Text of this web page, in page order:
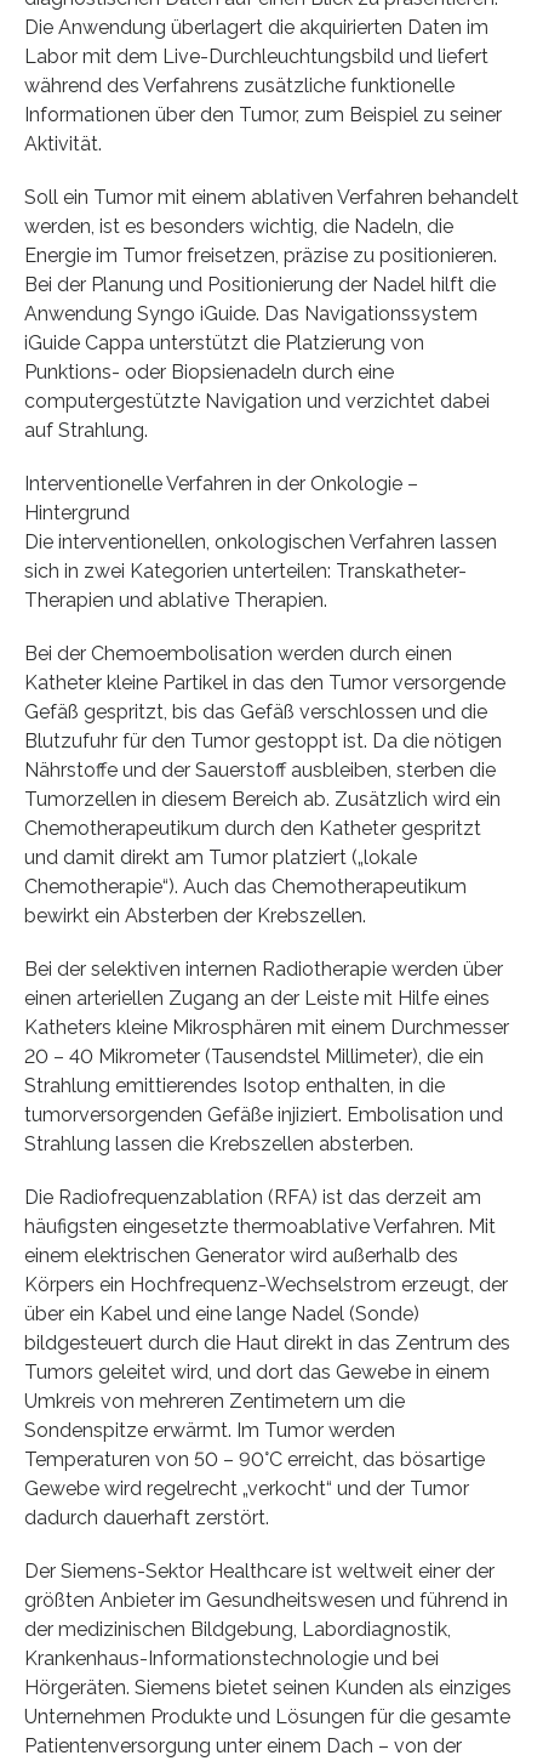
Die Anwendung überlagert die akquirierten Daten im
Labor mit dem Live-Durchleuchtungsbild und liefert
während des Verfahrens zusätzliche funktionelle
Informationen über den Tumor, zum Beispiel zu seiner
Aktivität.
Soll ein Tumor mit einem ablativen Verfahren behandelt
werden, ist es besonders wichtig, die Nadeln, die
Energie im Tumor freisetzen, präzise zu positionieren.
Bei der Planung und Positionierung der Nadel hilft die
Anwendung Syngo iGuide. Das Navigationssystem
iGuide Cappa unterstützt die Platzierung von
Punktions- oder Biopsienadeln durch eine
computergestützte Navigation und verzichtet dabei
auf Strahlung.
Interventionelle Verfahren in der Onkologie –
Hintergrund
Die interventionellen, onkologischen Verfahren lassen
sich in zwei Kategorien unterteilen: Transkatheter-
Therapien und ablative Therapien.
Bei der Chemoembolisation werden durch einen
Katheter kleine Partikel in das den Tumor versorgende
Gefäß gespritzt, bis das Gefäß verschlossen und die
Blutzufuhr für den Tumor gestoppt ist. Da die nötigen
Nährstoffe und der Sauerstoff ausbleiben, sterben die
Tumorzellen in diesem Bereich ab. Zusätzlich wird ein
Chemotherapeutikum durch den Katheter gespritzt
und damit direkt am Tumor platziert („lokale
Chemotherapie“). Auch das Chemotherapeutikum
bewirkt ein Absterben der Krebszellen.
Bei der selektiven internen Radiotherapie werden über
einen arteriellen Zugang an der Leiste mit Hilfe eines
Katheters kleine Mikrosphären mit einem Durchmesser
20 – 40 Mikrometer (Tausendstel Millimeter), die ein
Strahlung emittierendes Isotop enthalten, in die
tumorversorgenden Gefäße injiziert. Embolisation und
Strahlung lassen die Krebszellen absterben.
Die Radiofrequenzablation (RFA) ist das derzeit am
häufigsten eingesetzte thermoablative Verfahren. Mit
einem elektrischen Generator wird außerhalb des
Körpers ein Hochfrequenz-Wechselstrom erzeugt, der
über ein Kabel und eine lange Nadel (Sonde)
bildgesteuert durch die Haut direkt in das Zentrum des
Tumors geleitet wird, und dort das Gewebe in einem
Umkreis von mehreren Zentimetern um die
Sondenspitze erwärmt. Im Tumor werden
Temperaturen von 50 – 90°C erreicht, das bösartige
Gewebe wird regelrecht „verkocht“ und der Tumor
dadurch dauerhaft zerstört.
Der Siemens-Sektor Healthcare ist weltweit einer der
größten Anbieter im Gesundheitswesen und führend in
der medizinischen Bildgebung, Labordiagnostik,
Krankenhaus-Informationstechnologie und bei
Hörgeräten. Siemens bietet seinen Kunden als einziges
Unternehmen Produkte und Lösungen für die gesamte
Patientenversorgung unter einem Dach – von der